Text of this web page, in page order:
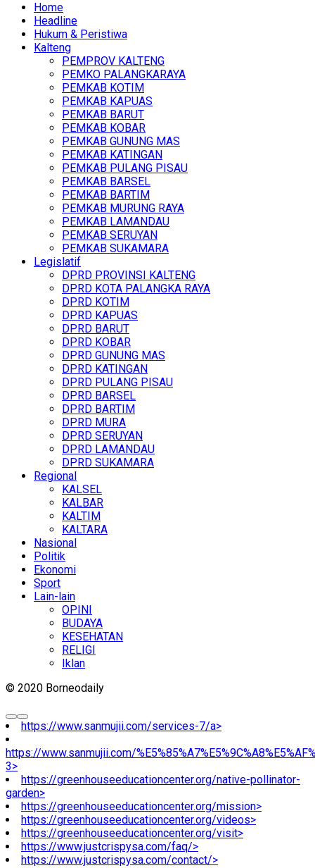
Home
Headline
Hukum & Peristiwa
Kalteng
PEMPROV KALTENG
PEMKO PALANGKARAYA
PEMKAB KOTIM
PEMKAB KAPUAS
PEMKAB BARUT
PEMKAB KOBAR
PEMKAB GUNUNG MAS
PEMKAB KATINGAN
PEMKAB PULANG PISAU
PEMKAB BARSEL
PEMKAB BARTIM
PEMKAB MURUNG RAYA
PEMKAB LAMANDAU
PEMKAB SERUYAN
PEMKAB SUKAMARA
Legislatif
DPRD PROVINSI KALTENG
DPRD KOTA PALANGKA RAYA
DPRD KOTIM
DPRD KAPUAS
DPRD BARUT
DPRD KOBAR
DPRD GUNUNG MAS
DPRD KATINGAN
DPRD PULANG PISAU
DPRD BARSEL
DPRD BARTIM
DPRD MURA
DPRD SERUYAN
DPRD LAMANDAU
DPRD SUKAMARA
Regional
KALSEL
KALBAR
KALTIM
KALTARA
Nasional
Politik
Ekonomi
Sport
Lain-lain
OPINI
BUDAYA
KESEHATAN
RELIGI
Iklan
© 2020 Borneodaily
https://www.sanmujii.com/services-7/a>
https://www.sanmujii.com/
3>
https://greenhouseeducationcenter.org/native-pollinator-
garden>
https://greenhouseeducationcenter.org/mission>
https://greenhouseeducationcenter.org/videos>
https://greenhouseeducationcenter.org/visit>
https://www.justcrispysa.com/faq/>
https://www.justcrispysa.com/contact/>